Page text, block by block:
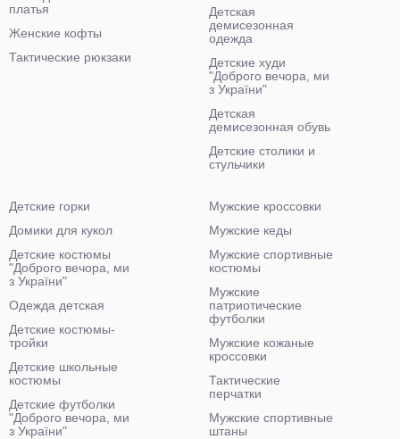
платья
Женские кофты
Тактические рюкзаки
Детская
демисезонная
одежда
Детские худи
"Доброго вечора, ми
з України"
Детская
демисезонная обувь
Детские столики и
стульчики
Детские горки
Домики для кукол
Детские костюмы
"Доброго вечора, ми
з України"
Одежда детская
Детские костюмы-
тройки
Детские школьные
костюмы
Детские футболки
"Доброго вечора, ми
з України"
Мужские кроссовки
Мужские кеды
Мужские спортивные
костюмы
Мужские
патриотические
футболки
Мужские кожаные
кроссовки
Тактические
перчатки
Мужские спортивные
штаны